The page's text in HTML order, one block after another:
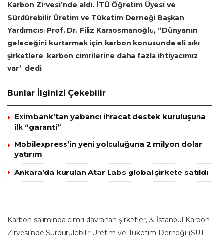
Karbon Zirvesi’nde aldı. İTÜ Öğretim Üyesi ve
Sürdürebilir Üretim ve Tüketim Derneği Başkan
Yardımcısı Prof. Dr. Filiz Karaosmanoğlu, “Dünyanın
geleceğini kurtarmak için karbon konusunda eli sıkı
şirketlere, karbon cimrilerine daha fazla ihtiyacımız
var” dedi
Bunlar İlginizi Çekebilir
Eximbank’tan yabancı ihracat destek kuruluşuna
ilk “garanti”
Mobilexpress’in yeni yolculuğuna 2 milyon dolar
yatırım
Ankara’da kurulan Atar Labs global şirkete satıldı
Karbon salımında cimri davranan şirketler, 3. İstanbul Karbon
Zirvesi’nde Sürdürülebilir Üretim ve Tüketim Derneği (SÜT-